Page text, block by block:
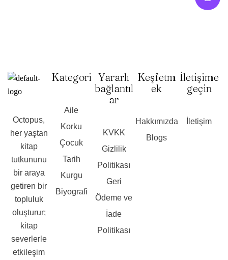
Octopus,
her yaştan
kitap
tutkununu
bir araya
getiren bir
topluluk
oluşturur;
kitap
severlerle
etkileşim
Kategori
Aile
Korku
Çocuk
Tarih
Kurgu
Biyografi
Yararlı
bağlantıl
ar
KVKK
Gizlilik
Politikası
Geri
Ödeme ve
İade
Politikası
Keşfetm
ek
Hakkımızda
Blogs
İletişime
geçin
İletişim